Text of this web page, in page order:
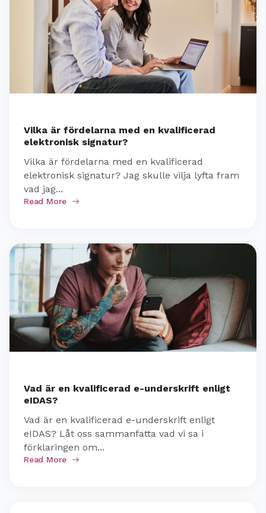
Vilka är fördelarna med en kvalificerad
elektronisk signatur?
Vilka är fördelarna med en kvalificerad
elektronisk signatur? Jag skulle vilja lyfta fram
vad jag...
Read More
Vad är en kvalificerad e-underskrift enligt
eIDAS?
Vad är en kvalificerad e-underskrift enligt
eIDAS? Låt oss sammanfatta vad vi sa i
förklaringen om...
Read More